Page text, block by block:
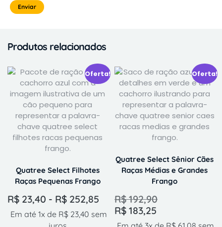
Produtos relacionados
Oferta!
Quatree Select Filhotes
Raças Pequenas Frango
R$ 23,40 - R$ 252,85
Em até 1x de R$23,40 sem
Oferta!
Quatree Select Sênior Cães
Raças Médias e Grandes
Frango
R$192,90
R$ 183,25